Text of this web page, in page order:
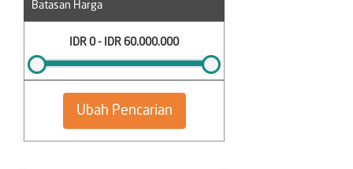
Batasan Harga
Ubah Pencarian